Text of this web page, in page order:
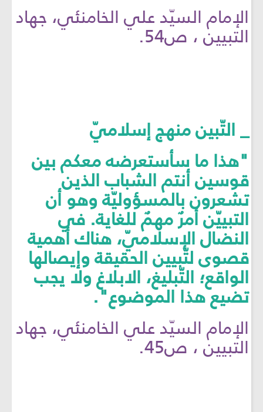
الإمام السيّد علي الخامنئي، جهاد
التبيين ، ص54.
_ التّبين منهج إسلاميّ
"هذا ما سأستعرضه معكم بين
قوسين أنتم الشباب الذين
تشعرون بالمسؤوليّة وهو أن
التبييّن أمرٌ مهمٌ للغاية. في
النضال الإسلاميّ، هناك أهمية
قصوى لتّبيين الحقيقة وإيصالها
الواقع؛ التّبليغ، الابلاغ ولا يجب
تضيع هذا الموضوع".
الإمام السيّد علي الخامنئي، جهاد
التبيين ، ص45.